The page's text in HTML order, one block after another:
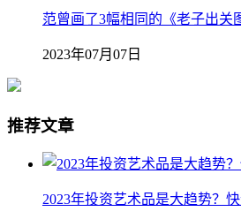
范曾画了3幅相同的《老子出关
2023年07月07日
推荐文章
2023年投资艺术品是大趋势？